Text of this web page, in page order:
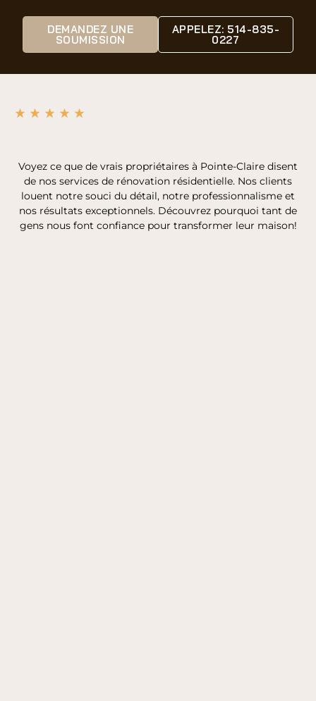
DEMANDEZ UNE
SOUMISSION
APPELEZ: 514-835-
0227
Voyez ce que de vrais propriétaires à Pointe-Claire disent
de nos services de rénovation résidentielle. Nos clients
louent notre souci du détail, notre professionnalisme et
nos résultats exceptionnels. Découvrez pourquoi tant de
gens nous font confiance pour transformer leur maison!